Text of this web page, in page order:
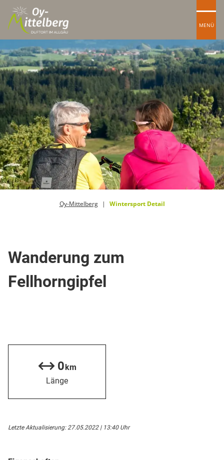
MENÜ
Oy-Mittelberg Wintersport Detail
Wanderung zum
Fellhorngipfel
0km
Länge
Letzte Aktualisierung: 27.05.2022 | 13:40 Uhr